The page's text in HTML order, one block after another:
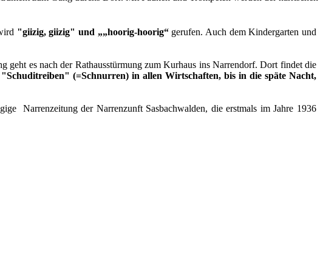
"giizig, giizig" und „„hoorig-hoorig“gerufen. Auch dem Kindergarten und
geht es nach der Rathausstürmung zum Kurhaus ins Narrendorf. Dort findet die
"Schuditreiben" (=Schnurren) in allen Wirtschaften, bis in die späte Nacht,
Narrenzeitung der Narrenzunft Sasbachwalden, die erstmals im Jahre 1936